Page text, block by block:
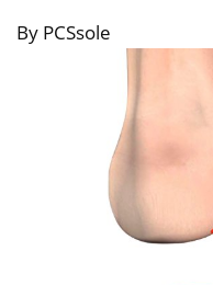
By PCSsole